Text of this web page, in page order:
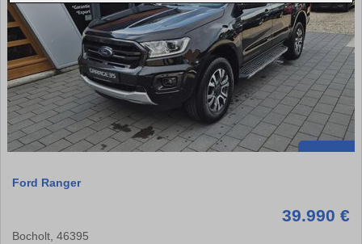
Ford Ranger
39.990 €
Bocholt, 46395